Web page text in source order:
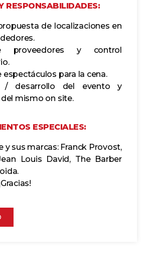
RESPONSABILIDADES:
de localizaciones en
proveedores y control
espectáculos para la cena.
/ desarrollo del evento y
mismo on site.
ESPECIALES:
y sus marcas: Franck Provost,
Louis David, The Barber